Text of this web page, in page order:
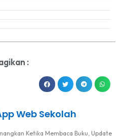
:
Web Sekolah
Ketika Membaca Buku, Update